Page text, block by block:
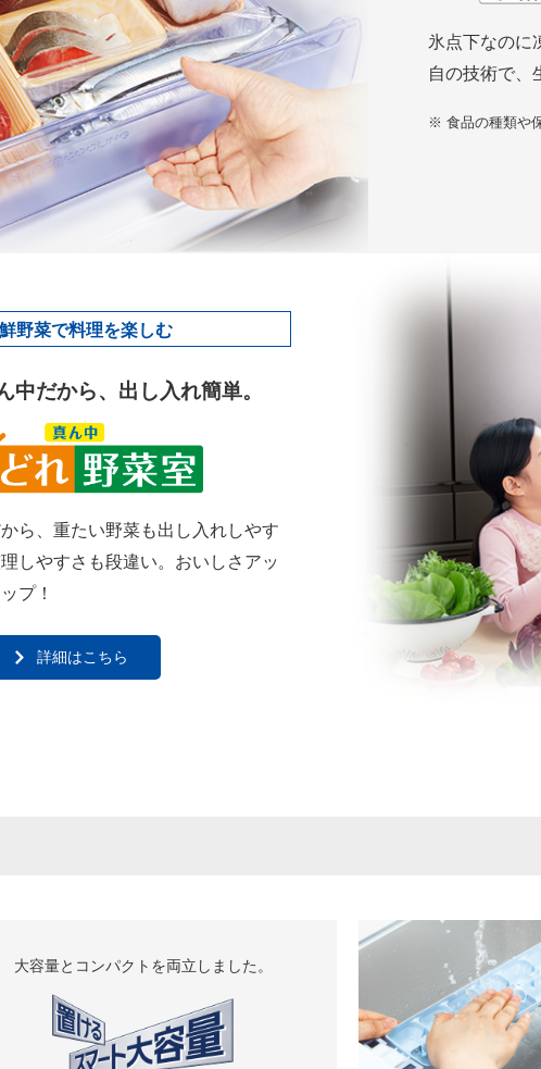
氷点下なのに
自の技術で、
※ 食品の種類や
野菜で料理を楽しむ
中だから、出し入れ簡単。
ら、重たい野菜も出し入れしやす
しやすさも段違い。おいしさアッ
プ！
詳細はこちら
大容量とコンパクトを両立しました。